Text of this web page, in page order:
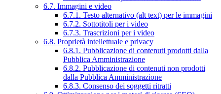
6.7. Immagini e video
6.7.1. Testo alternativo (alt text) per le immagini
6.7.2. Sottotitoli per i video
6.7.3. Trascrizioni per i video
6.8. Proprietà intellettuale e privacy
6.8.1. Pubblicazione di contenuti prodotti dalla
Pubblica Amministrazione
6.8.2. Pubblicazione di contenuti non prodotti
dalla Pubblica Amministrazione
6.8.3. Consenso dei soggetti ritratti